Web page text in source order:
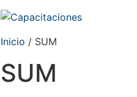
Inicio / SUM
SUM